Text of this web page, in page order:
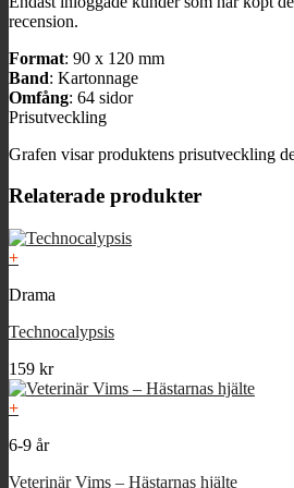
recension.
Format: 90 x 120 mm
Band: Kartonnage
Omfång: 64 sidor
Prisutveckling
Grafen visar produktens prisutveckling
Relaterade produkter
+
Drama
Technocalypsis
159 kr
+
6-9 år
Veterinär Vims – Hästarnas hjälte